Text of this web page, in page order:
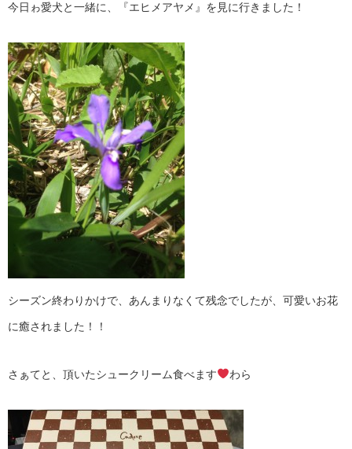
今日ゎ愛犬と一緒に、『エヒメアヤメ』を見に行きました！
シーズン終わりかけで、あんまりなくて残念でしたが、可愛いお花
に癒されました！！
さぁてと、頂いたシュークリーム食べます わら